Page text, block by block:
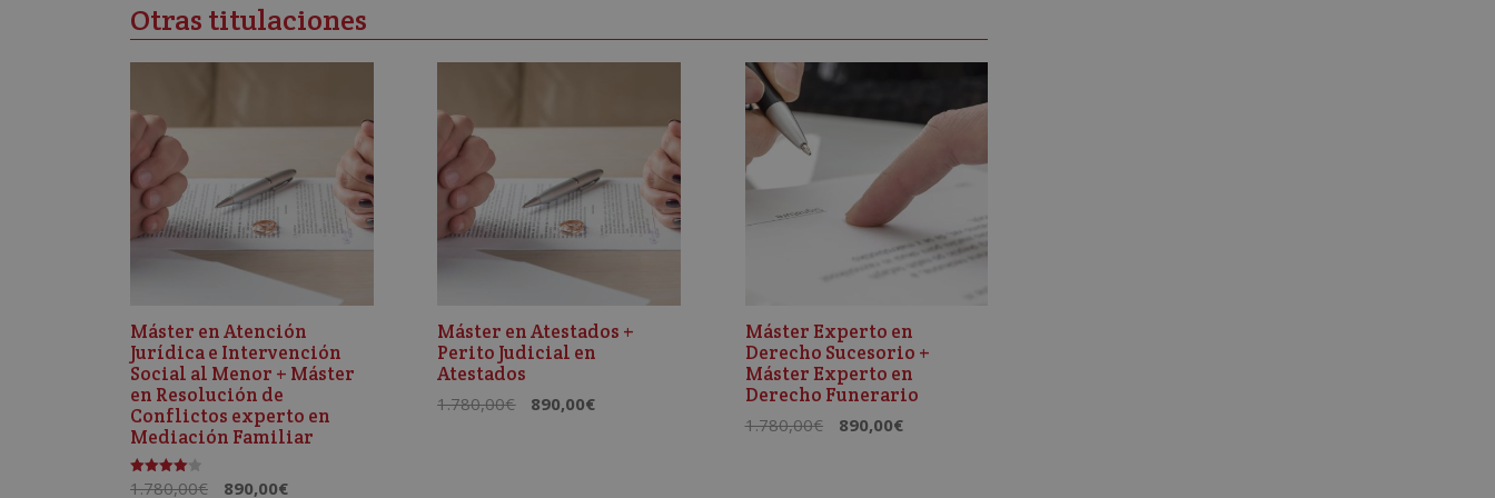
Otras titulaciones
Máster en Atención
Jurídica e Intervención
Social al Menor + Máster
en Resolución de
Conflictos experto en
Mediación Familiar
Valorado
1.780,00€ El
890,00€El
Máster en Atestados +
Perito Judicial en
Atestados
1.780,00€
El
890,00€El
Máster Experto en
Derecho Sucesorio +
Máster Experto en
Derecho Funerario
1.780,00€
El
890,00€El